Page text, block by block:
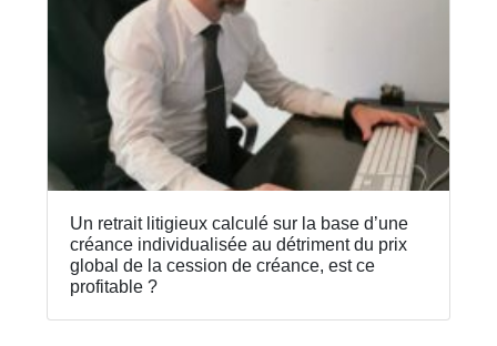
Un retrait litigieux calculé sur la base d’une
créance individualisée au détriment du prix
global de la cession de créance, est ce
profitable ?